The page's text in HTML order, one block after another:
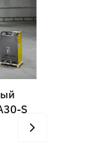
S